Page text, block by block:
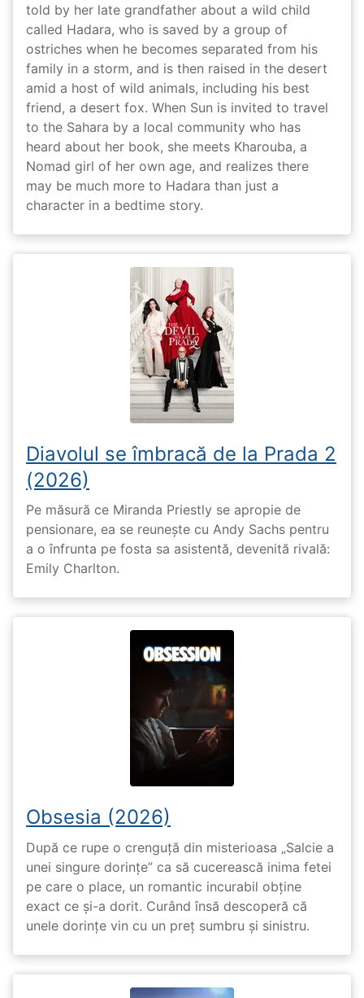
told by her late grandfather about a wild child
called Hadara, who is saved by a group of
ostriches when he becomes separated from his
family in a storm, and is then raised in the desert
amid a host of wild animals, including his best
friend, a desert fox. When Sun is invited to travel
to the Sahara by a local community who has
heard about her book, she meets Kharouba, a
Nomad girl of her own age, and realizes there
may be much more to Hadara than just a
character in a bedtime story.
Diavolul se îmbracă de la Prada 2
(2026)
Pe măsură ce Miranda Priestly se apropie de
pensionare, ea se reunește cu Andy Sachs pentru
a o înfrunta pe fosta sa asistentă, devenită rivală:
Emily Charlton.
Obsesia (2026)
După ce rupe o crenguță din misterioasa „Salcie a
unei singure dorințe” ca să cucerească inima fetei
pe care o place, un romantic incurabil obține
exact ce și-a dorit. Curând însă descoperă că
unele dorințe vin cu un preț sumbru și sinistru.